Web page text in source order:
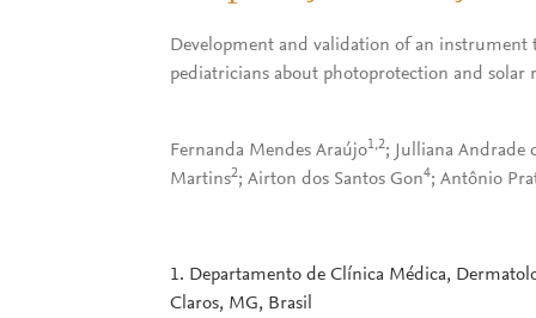
Development and validation of an instrument
pediatricians about photoprotection and solar
Fernanda Mendes Araújo1,2; Julliana Andrade
Martins2; Airton dos Santos Gon4; Antônio
1. Departamento de Clínica Médica,
Claros, MG, Brasil